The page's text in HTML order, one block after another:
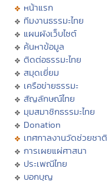
หน้าแรก
ทีมงานธรรมะไทย
แผนผังเว็บไซต์
ค้นหาข้อมูล
ติดต่อธรรมะไทย
สมุดเยี่ยม
เครือข่ายธรรมะ
สัญลักษณ์ไทย
มุมสมาชิกธรรมะไทย
Donation
เทศกาลงานวัดช่วยชาติ
การเผยแผ่ศาสนา
ประเพณีไทย
บอกบุญ